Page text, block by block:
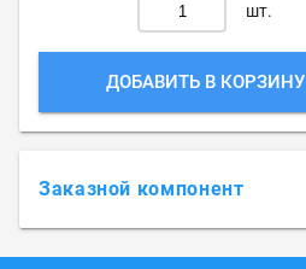
шт.
ДОБАВИТЬ В КОРЗИНУ
Заказной компонент